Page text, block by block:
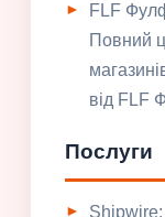
FLF
Повний
від FLF
Послуги
Shipwire: